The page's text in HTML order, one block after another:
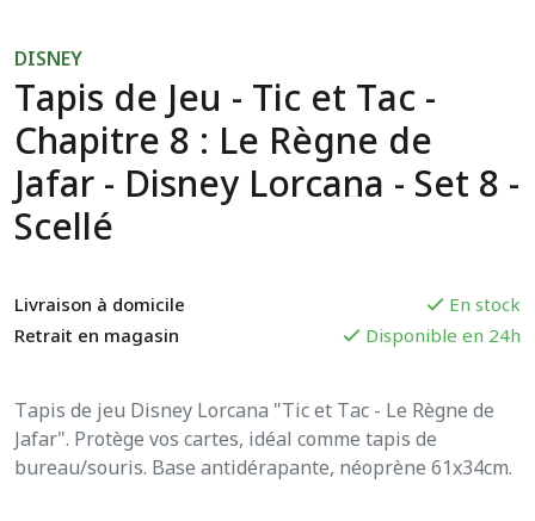
Tapis de Jeu - Tic et Tac -
Chapitre 8 : Le Règne de
Jafar - Disney Lorcana - Set 8 -
Scellé
DISNEY
Livraison à domicile
En stock
Retrait en magasin
Disponible en 24h
Tapis de jeu Disney Lorcana "Tic et Tac - Le Règne de
Jafar". Protège vos cartes, idéal comme tapis de
bureau/souris. Base antidérapante, néoprène 61x34cm.